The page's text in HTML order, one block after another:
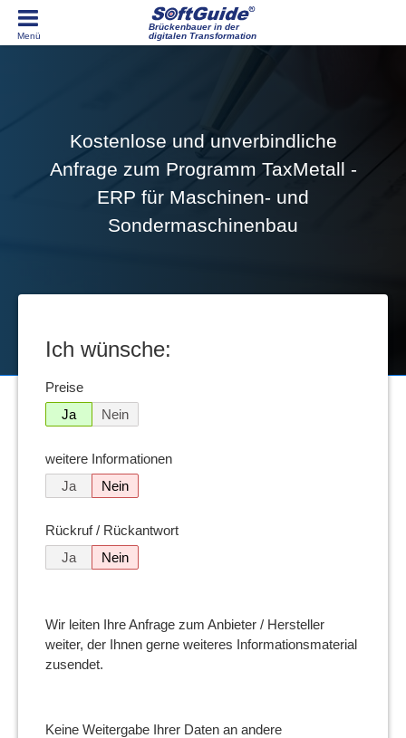
Brückenbauer in der
digitalen Transformation
Kostenlose und unverbindliche
Anfrage zum Programm TaxMetall -
ERP für Maschinen- und
Sondermaschinenbau
Ich wünsche:
Preise
Ja
Nein
weitere Informationen
Ja
Nein
Rückruf / Rückantwort
Ja
Nein
Wir leiten Ihre Anfrage zum Anbieter / Hersteller
weiter, der Ihnen gerne weiteres Informationsmaterial
zusendet.
Keine Weitergabe Ihrer Daten an andere